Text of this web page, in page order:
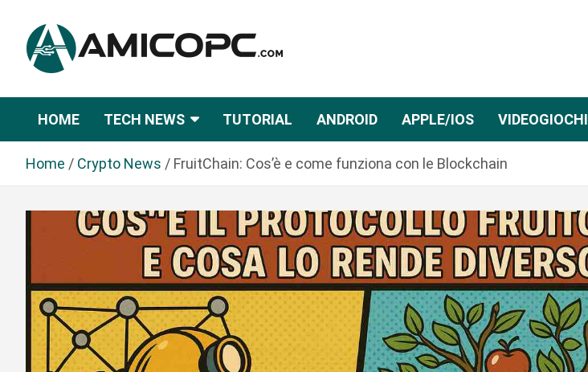
n
Amicopc.com
HOME TECH NEWS TUTORIAL ANDROID APPLE/IOS VIDEOGIOCHI
Home Crypto News FruitChain: Cos’è e come funziona con le Blockchain